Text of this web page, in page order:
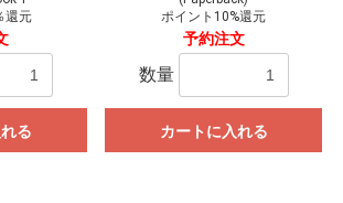
還元
る
ポイント10%還元
予約注文
数量
カートに入れる